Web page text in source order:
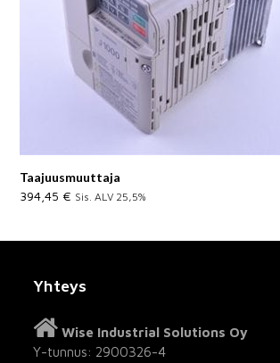
Taajuusmuuttaja
394,45 € Sis. ALV 25,5%
Yhteys
Wise Industrial Solutions Oy
Y-tunnus: 2900326-4